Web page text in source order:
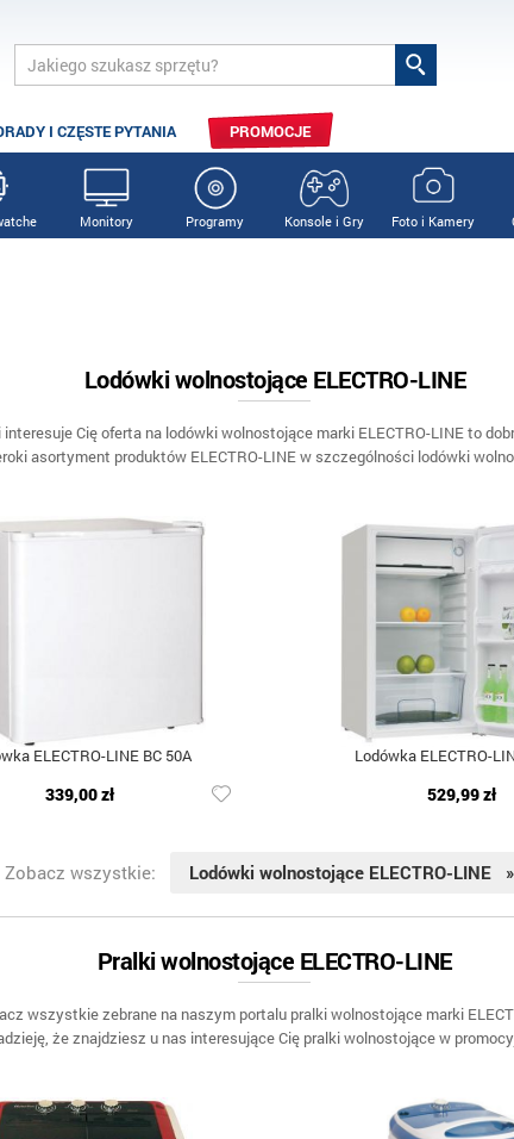
I CZĘSTE PYTANIA PROMOCJE
Monitory Programy Konsole i Gry Foto i Kamery
Lodówki wolnostojące ELECTRO-LINE
interesuje Cię oferta na lodówki wolnostojące marki ELECTRO-LINE to
asortyment produktów ELECTRO-LINE w szczególności lodówki
ELECTRO-LINE BC 50A
339,00 zł
Lodówka ELECTRO-
529,99 zł
Zobacz wszystkie: Lodówki wolnostojące ELECTRO-LINE »
Pralki wolnostojące ELECTRO-LINE
wszystkie zebrane na naszym portalu pralki wolnostojące marki
że znajdziesz u nas interesujące Cię pralki wolnostojące w